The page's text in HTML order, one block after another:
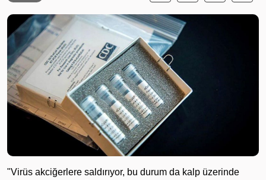
"Virüs akciğerlere saldırıyor, bu durum da kalp üzerinde